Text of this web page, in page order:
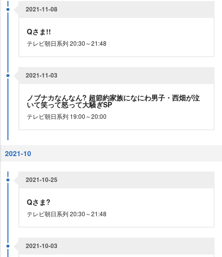
2021-11-08
Qさま!!
テレビ朝日系列 20:30～21:48
2021-11-03
ノブナカなんなん? 超節約家族になにわ男子・西畑が泣
いて笑って怒って大騒ぎSP
テレビ朝日系列 19:00～20:00
2021-10
2021-10-25
Qさま?
テレビ朝日系列 20:30～21:48
2021-10-03